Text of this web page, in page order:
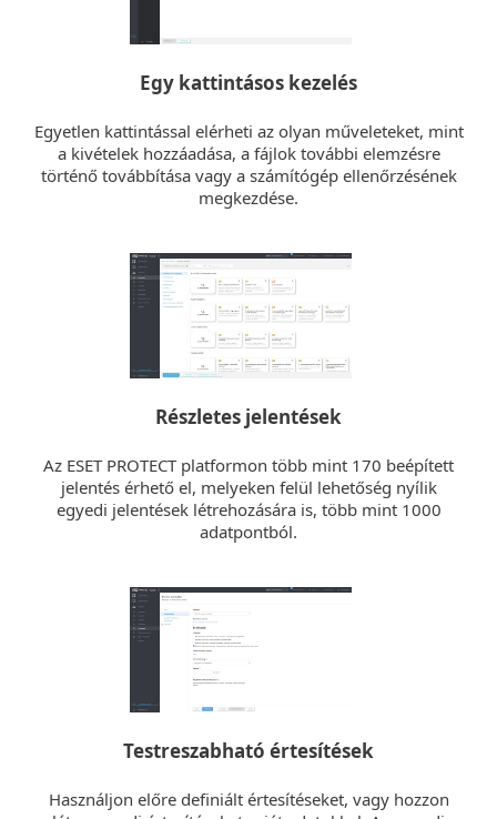
Egy kattintásos kezelés
Egyetlen kattintással elérheti az olyan műveleteket, mint
a kivételek hozzáadása, a fájlok további elemzésre
történő továbbítása vagy a számítógép ellenőrzésének
megkezdése.
Részletes jelentések
Az ESET PROTECT platformon több mint 170 beépített
jelentés érhető el, melyeken felül lehetőség nyílik
egyedi jelentések létrehozására is, több mint 1000
adatpontból.
Testreszabható értesítések
Használjon előre definiált értesítéseket, vagy hozzon